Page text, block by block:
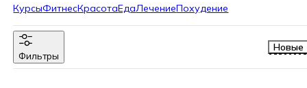
КурсыФитнесКрасотаЕдаЛечениеПохудение
Фильтры
Новые